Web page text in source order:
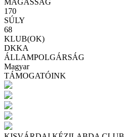
170
SÚLY
68
KLUB(OK)
DKKA
ÁLLAMPOLGÁRSÁG
Magyar
TÁMOGATÓINK